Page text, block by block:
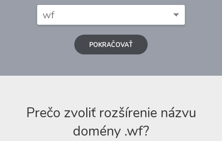
POKRAČOVAŤ
Prečo zvoliť rozšírenie názvu
domény .wf?